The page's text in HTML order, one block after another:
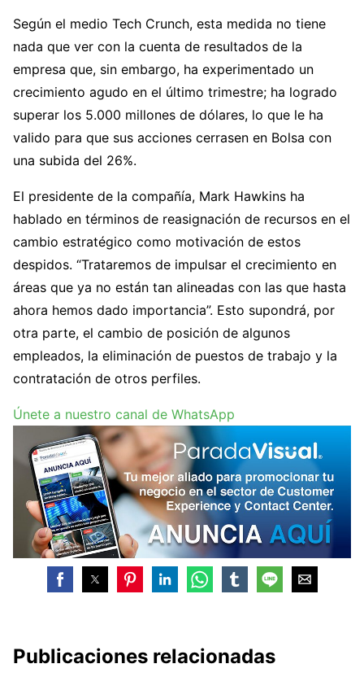
Según el medio Tech Crunch, esta medida no tiene
nada que ver con la cuenta de resultados de la
empresa que, sin embargo, ha experimentado un
crecimiento agudo en el último trimestre; ha logrado
superar los 5.000 millones de dólares, lo que le ha
valido para que sus acciones cerrasen en Bolsa con
una subida del 26%.
El presidente de la compañía, Mark Hawkins ha
hablado en términos de reasignación de recursos en el
cambio estratégico como motivación de estos
despidos. “Trataremos de impulsar el crecimiento en
áreas que ya no están tan alineadas con las que hasta
ahora hemos dado importancia”. Esto supondrá, por
otra parte, el cambio de posición de algunos
empleados, la eliminación de puestos de trabajo y la
contratación de otros perfiles.
Únete a nuestro canal de WhatsApp
Publicaciones relacionadas